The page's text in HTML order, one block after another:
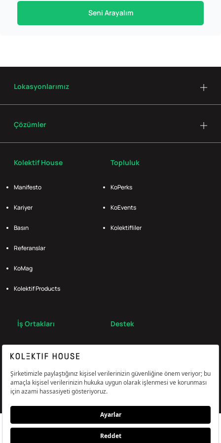
Seni Arayalım
Kolektif House
Manifesto
Kariyer
Basın
Referanslar
KoMag
Kolektif Products
Topluluk
KoPerks
KoEvents
Kolektifliler
İş Ortakları Destek
Lokasyonlarımız
Çözümler
Çerez Tercihlerini Yönetin